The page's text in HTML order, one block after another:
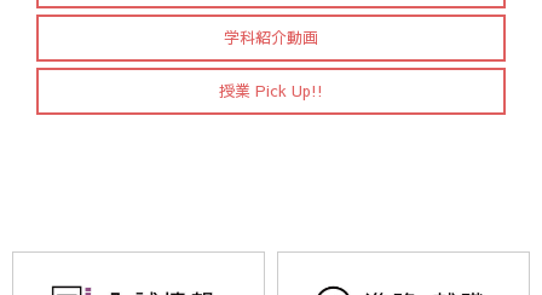
学科紹介動画
授業 Pick Up!!